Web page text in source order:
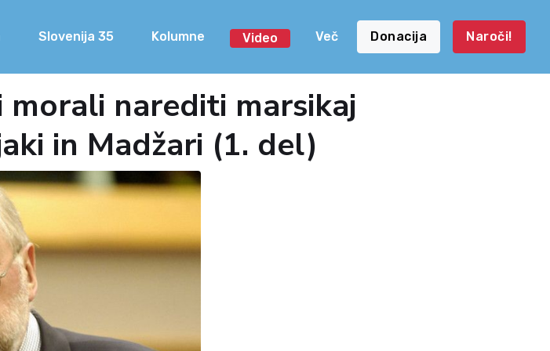
Slovenija 35 Kolumne Video Več Donacija Naroči!
narediti marsikaj
in Madžari (1. del)